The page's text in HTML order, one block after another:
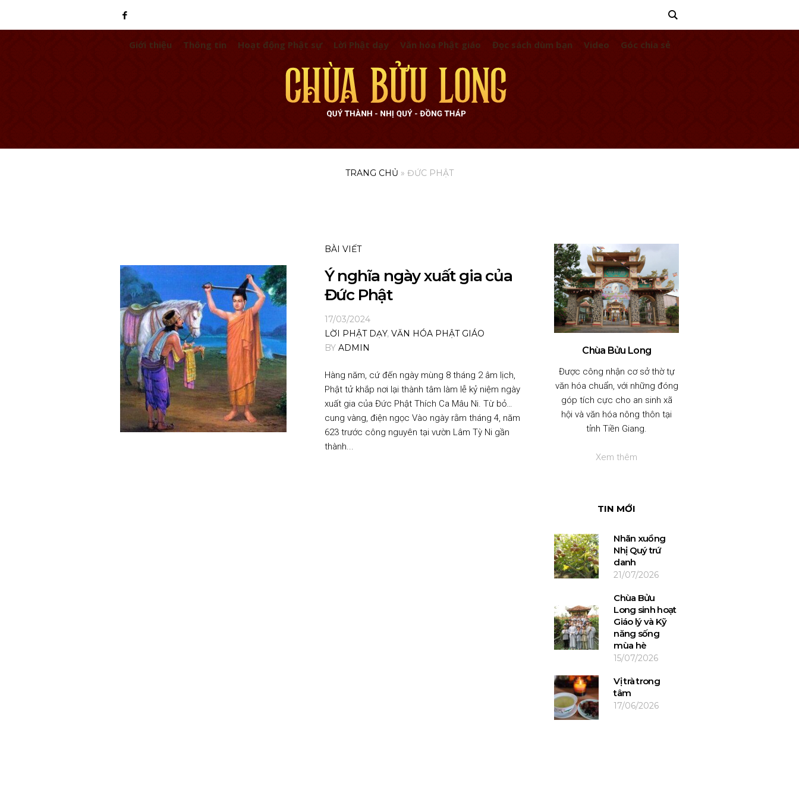
Giới thiệu Thông tin Hoạt động Phật sự Lời Phật dạy Văn hóa Phật giáo Đọc sách dùm bạn Video Góc chia sẻ
TRANG CHỦ » ĐỨC PHẬT
BÀI VIẾT
Ý nghĩa ngày xuất gia của
Đức Phật
17/03/2024
LỜI PHẬT DẠY, VĂN HÓA PHẬT GIÁO
BY ADMIN
Hàng năm, cứ đến ngày mùng 8 tháng 2 âm lịch,
Phật tử khắp nơi lại thành tâm làm lễ kỷ niệm ngày
xuất gia của Đức Phật Thích Ca Mâu Ni. Từ bỏ…
cung vàng, điện ngọc Vào ngày rằm tháng 4, năm
623 trước công nguyên tại vườn Lâm Tỳ Ni gần
thành...
Chùa Bửu Long
Được công nhận cơ sở thờ tự
văn hóa chuẩn, với những đóng
góp tích cực cho an sinh xã
hội và văn hóa nông thôn tại
tỉnh Tiền Giang.
Xem thêm
TIN MỚI
Nhãn xuồng
Nhị Quý trứ
danh
21/07/2026
Chùa Bửu
Long sinh hoạt
Giáo lý và Kỹ
năng sống
mùa hè
15/07/2026
Vị trà trong
tâm
17/06/2026